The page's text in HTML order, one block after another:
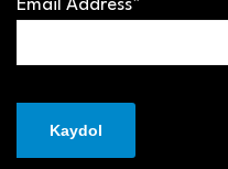
Email Address*